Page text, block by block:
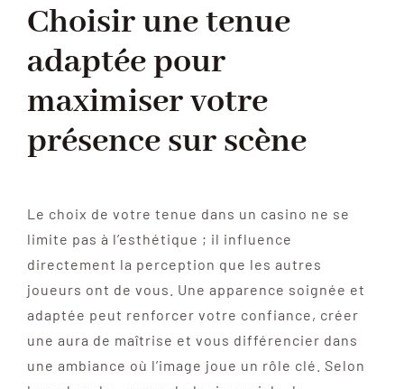
Choisir une tenue
adaptée pour
maximiser votre
présence sur scène
Le choix de votre tenue dans un casino ne se
limite pas à l’esthétique ; il influence
directement la perception que les autres
joueurs ont de vous. Une apparence soignée et
adaptée peut renforcer votre confiance, créer
une aura de maîtrise et vous différencier dans
une ambiance où l’image joue un rôle clé. Selon